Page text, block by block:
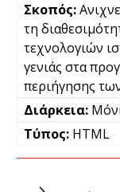
τη
τεχνολογιών
γενιάς στα
περιήγησης
HTML